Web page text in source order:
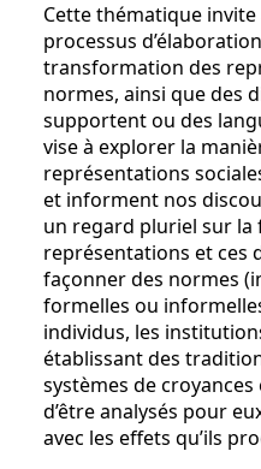
Cette thématique
processus
transformation des
normes, ainsi que des
supportent ou des
vise à explorer la
représentations
et informent nos
un regard pluriel sur la
représentations et ces
façonner des normes
formelles ou
individus, les
établissant des
systèmes de
d’être analysés pour
avec les effets qu’ils